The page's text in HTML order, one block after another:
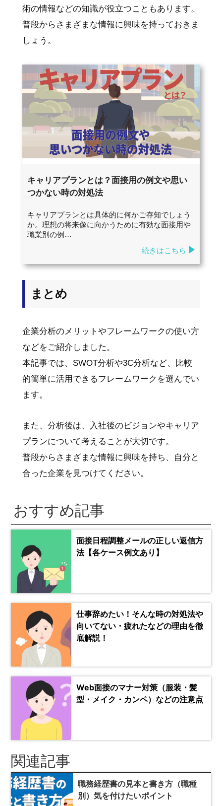
術の情報などの知識が役立つこともあります。
普段からさまざまな情報に興味を持っておきま
しょう。
キャリアプランとは？面接用の例文や思い
つかない時の対処法
キャリアプランとは具体的に何かご存知でしょう
か。理想の将来像に向かうために有効な面接用や
職業別の例…
続きはこちら
まとめ
企業分析のメリットやフレームワークの使い方
などをご紹介しました。
本記事では、SWOT分析や3C分析など、比較
的簡単に活用できるフレームワークを選んでい
ます。
また、分析後は、入社後のビジョンやキャリア
プランについて考えることが大切です。
普段からさまざまな情報に興味を持ち、自分と
合った企業を見つけてください。
おすすめ記事
面接日程調整メールの正しい返信方
法【各ケース例文あり】
仕事辞めたい！そんな時の対処法や
向いてない・疲れたなどの理由を徹
底解説！
Web面接のマナー対策（服装・髪
型・メイク・カンペ）などの注意点
関連記事
職務経歴書の見本と書き方（職種
別）気を付けたいポイント